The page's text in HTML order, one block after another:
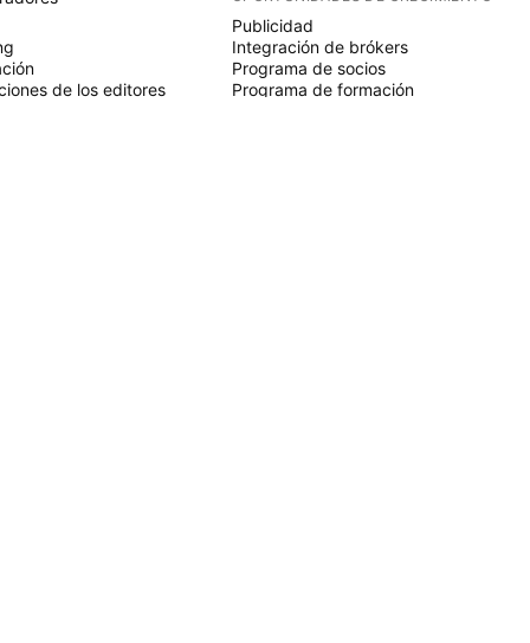
de los editores
Publicidad
Integración de brókers
Programa de socios
Programa de formación